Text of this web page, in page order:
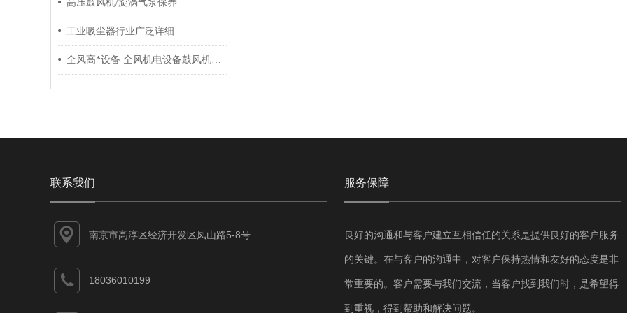
高压鼓风机/旋涡气泵保养
工业吸尘器行业广泛详细
全风高*设备 全风机电设备鼓风机研发 生产 销售 一体化
联系我们
南京市高淳区经济开发区凤山路5-8号
18036010199
服务保障
良好的沟通和与客户建立互相信任的关系是提供良好的客户服务
的关键。在与客户的沟通中，对客户保持热情和友好的态度是非
常重要的。客户需要与我们交流，当客户找到我们时，是希望得
到重视，得到帮助和解决问题。